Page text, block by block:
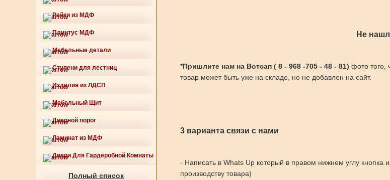
Рейки из МДФ
Плинтус МДФ
Мебельные детали
Ступени для лестниц
Изделия из ЛДСП
Мебельный Щит
Дверной порог
Ламинат из МДФ
Двери Для Гардеробной Комнаты
Полный список
Не
*Пришлите нам на Вотсап ( 8 - 968 -705 - 48 - 81) фото того,
товар может быть уже на складе, но не добавлен на сайт.
3 варианта связи с нами
- Написать в Whats Up который в правом нижнем углу кнопка
производству товара)